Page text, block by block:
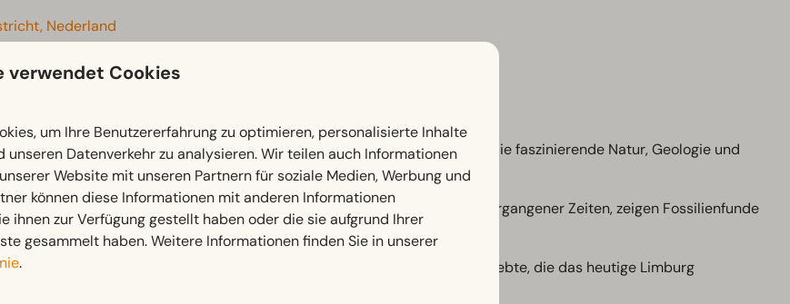
Nederland
Geschichte.Im Naturhistorischen Museum Maastricht entdecken Sie die faszinierende Natur, Geologie und
Fossilien.Die Ausstellungen führen Besucher durch tropische Sümpfe vergangener Zeiten, zeigen Fossilienfunde
Süd-Limburgs.
den
, ein riesiges Meeresreptil, das einst in den Gewässern lebte, die das heutige Limburg
verwendet Cookies
um Ihre Benutzererfahrung zu optimieren, personalisierte Inhalte
unseren Datenverkehr zu analysieren. Wir teilen auch Informationen
Website mit unseren Partnern für soziale Medien, Werbung und
können diese Informationen mit anderen Informationen
ihnen zur Verfügung gestellt haben oder die sie aufgrund Ihrer
gesammelt haben. Weitere Informationen finden Sie in unserer
.